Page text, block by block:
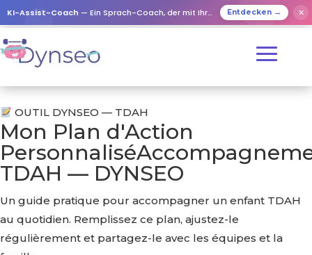
KI-Assist-Coach — Ein Sprach-Coach, der mit Ihren Lieben spielt Entdecken → ✕
OUTIL DYNSEO — TDAH
Mon Plan d'Action
Personnalisé
TDAH — DYNSEO
Un guide pratique pour accompagner un enfant TDAH
au quotidien. Remplissez ce plan, ajustez-le
régulièrement et partagez-le avec les équipes et la